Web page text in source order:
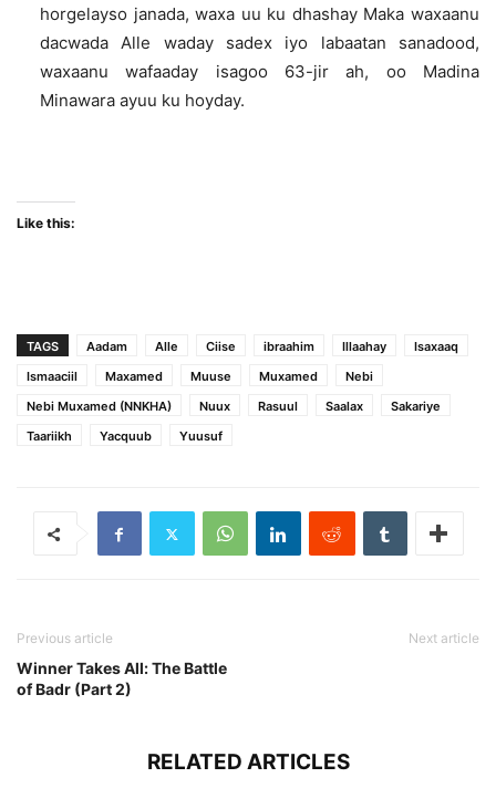
horgelayso janada, waxa uu ku dhashay Maka waxaanu
dacwada Alle waday sadex iyo labaatan sanadood,
waxaanu wafaaday isagoo 63-jir ah, oo Madina
Minawara ayuu ku hoyday.
Like this:
TAGS Aadam Alle Ciise ibraahim Illaahay
Isaxaaq
Ismaaciil
Maxamed Muuse Muxamed
Nebi
Nebi Muxamed (NNKHA)
Nuux Rasuul Saalax
Sakariye
Taariikh
Yacquub Yuusuf
Previous article
Winner Takes All: The Battle
of Badr (Part 2)
Next article
RELATED ARTICLES